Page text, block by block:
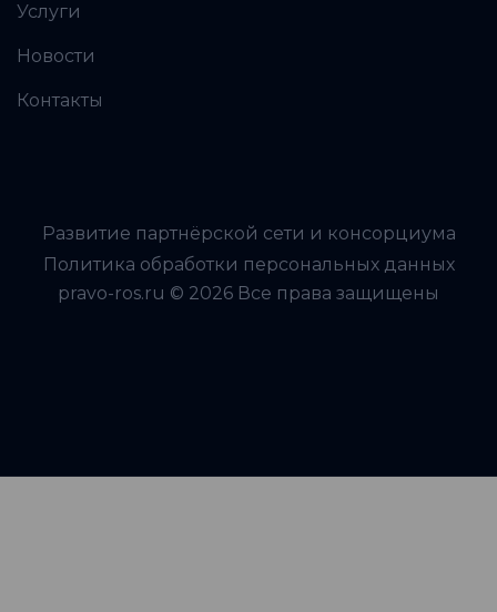
Услуги
Новости
Контакты
Развитие партнёрской сети и консорциума
Политика обработки персональных данных
pravo-ros.ru © 2026 Все права защищены